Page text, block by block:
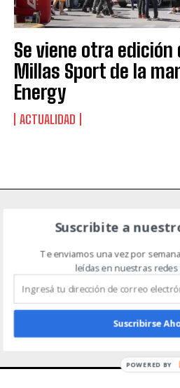
Se viene otra edición
Millas Sport de la
Energy
ACTUALIDAD
NOTICIAS DE
ACTUALIDAD AGRICULTURA AGTECH
MAQUINARIA AGRÍCOLA
Suscribite a
Te enviamos una vez por
leídas en nuestras redes
Suscribirse
POWERED BY